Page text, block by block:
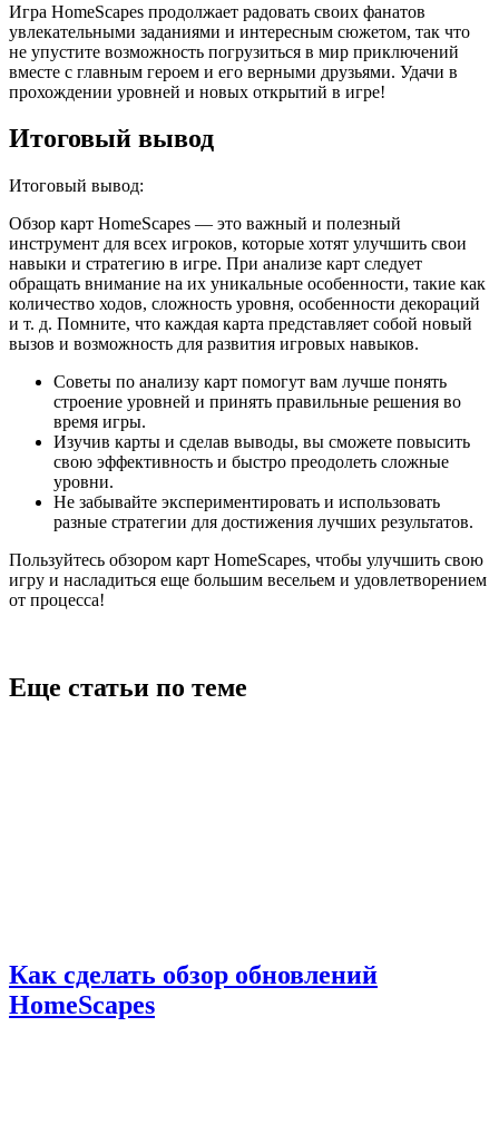
Игра HomeScapes продолжает радовать своих фанатов
увлекательными заданиями и интересным сюжетом, так что
не упустите возможность погрузиться в мир приключений
вместе с главным героем и его верными друзьями. Удачи в
прохождении уровней и новых открытий в игре!
Итоговый вывод
Итоговый вывод:
Обзор карт HomeScapes — это важный и полезный
инструмент для всех игроков, которые хотят улучшить свои
навыки и стратегию в игре. При анализе карт следует
обращать внимание на их уникальные особенности, такие как
количество ходов, сложность уровня, особенности декораций
и т. д. Помните, что каждая карта представляет собой новый
вызов и возможность для развития игровых навыков.
Советы по анализу карт помогут вам лучше понять
строение уровней и принять правильные решения во
время игры.
Изучив карты и сделав выводы, вы сможете повысить
свою эффективность и быстро преодолеть сложные
уровни.
Не забывайте экспериментировать и использовать
разные стратегии для достижения лучших результатов.
Пользуйтесь обзором карт HomeScapes, чтобы улучшить свою
игру и насладиться еще большим весельем и удовлетворением
от процесса!
Еще статьи по теме
Как сделать обзор обновлений
HomeScapes